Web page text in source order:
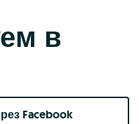
в
Facebook